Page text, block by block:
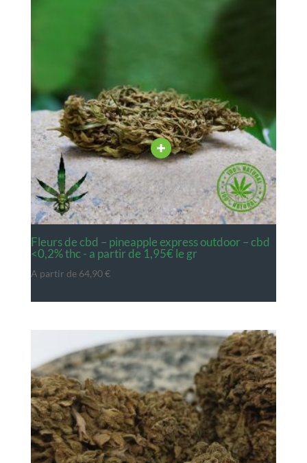
fleurs de cbd – pineapple express outdoor – cbd
<0,2% thc - a partir de 1,95€ le gr
A partir de 64,90€